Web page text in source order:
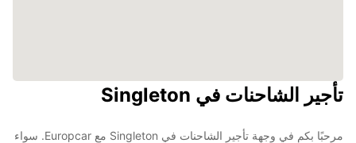
تأجير الشاحنات في Singleton
مرحبًا بكم في وجهة تأجير الشاحنات في Singleton مع Europcar. سواء